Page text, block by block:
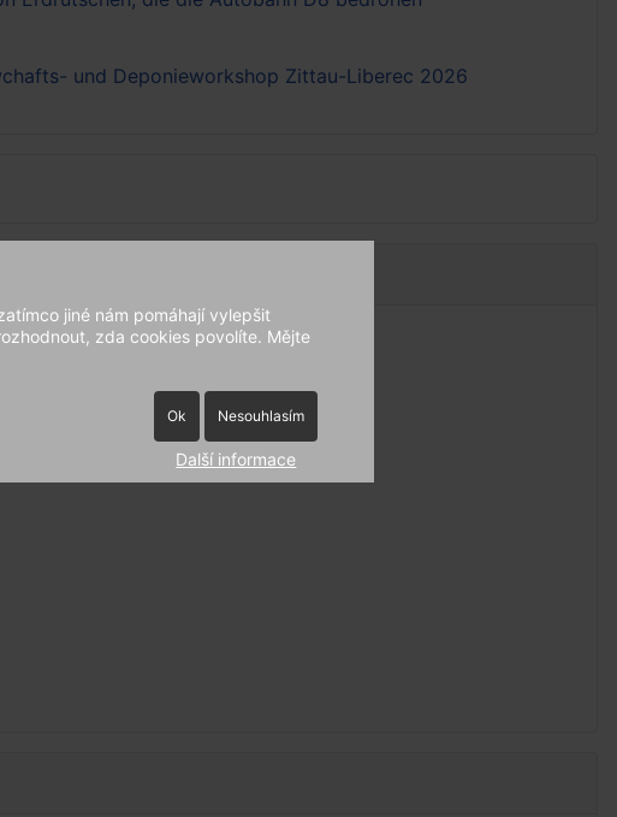
und Deponieworkshop Zittau-Liberec 2026
jiné nám pomáhají vylepšit
zda cookies povolíte. Mějte
Ok Nesouhlasím
Další informace